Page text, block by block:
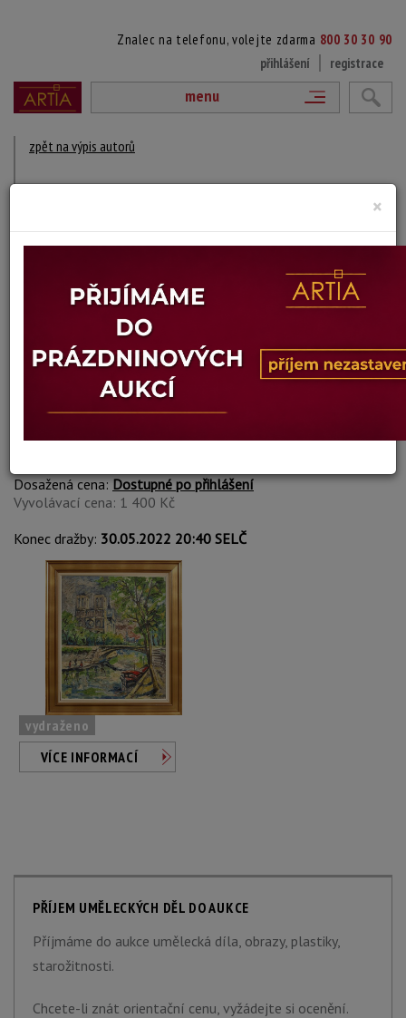
Znalec na telefonu, volejte zdarma 800 30 30 90
přihlášení
registrace
menu
zpět na výpis autorů
1923
DÍLA V AUKCÍCH
Lars Draabye
32. SEINA U NOTREDAMU
Dosažená cena:Dostupné po přihlášení
Vyvolávací cena: 1 400 Kč
Konec dražby: 30.05.2022 20:40 SELČ
vydraženo
VÍCE INFORMACÍ
PŘÍJEM UMĚLECKÝCH DĚL DO AUKCE
Příjmáme do aukce umělecká díla, obrazy, plastiky,
starožitnosti.
Chcete-li znát orientační cenu, vyžádejte si ocenění.
×